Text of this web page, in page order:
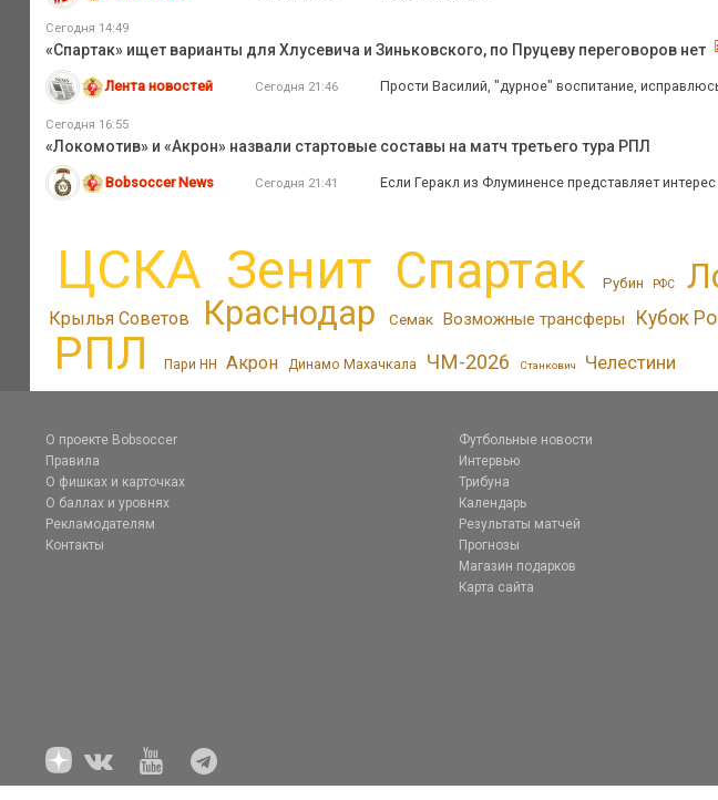
Сегодня 14:49
«Спартак» ищет варианты для Хлусевича и Зиньковского, по Пруцеву переговоров нет
Лента новостей Сегодня 21:46 Прости Василий, "дурное" воспитание,
Сегодня 16:55
«Локомотив» и «Акрон» назвали стартовые составы на матч третьего тура РПЛ
Bobsoccer News Сегодня 21:41 Если Геракл из Флуминенсе представляет
ЦСКА Зенит Спартак Рубин РФС
Крылья Советов Краснодар Семак Возможные трансферы Кубок
РПЛ Пари НН Акрон Динамо Махачкала ЧМ-2026 Станкович Челестини
О проекте Bobsoccer
Правила
О фишках и карточках
О баллах и уровнях
Рекламодателям
Контакты
Футбольные новости
Интервью
Трибуна
Календарь
Результаты матчей
Прогнозы
Магазин подарков
Карта сайта